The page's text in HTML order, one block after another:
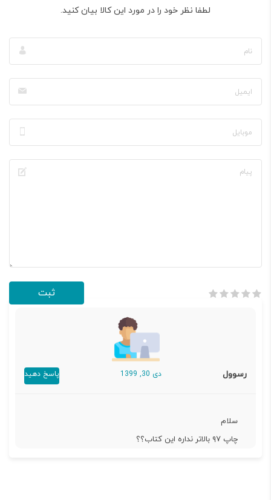
لطفا نظر خود را در مورد این کالا بیان کنید.
رسوول دی 30, 1399 پاسخ دهید
سلام
چاپ ۹۷ بالاتر نداره این کتاب؟؟